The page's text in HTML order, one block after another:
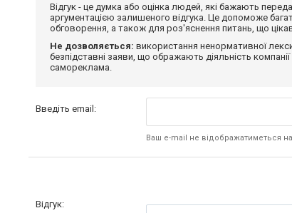
Відгук - це думка або оцінка людей, які бажають
аргументацією залишеного відгука. Це допоможе
обговорення, а також для роз'яснення питань, що
Не дозволяється: використання ненормативної
безпідставні заяви, що ображають діяльність
самореклама.
Введіть email:
Ваш e-mail не відображатиметься на
Відгук: